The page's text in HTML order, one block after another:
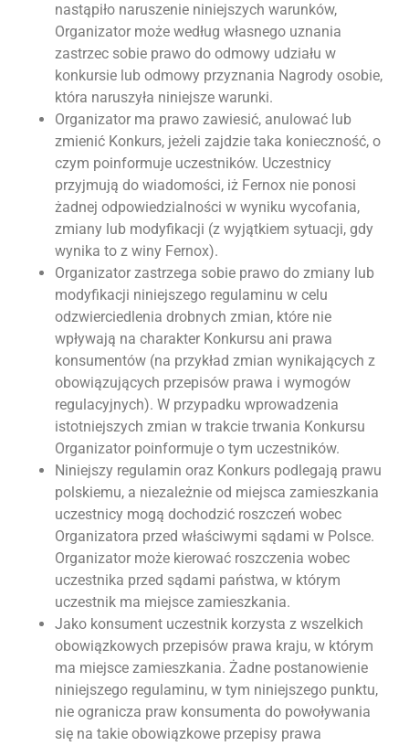
nastąpiło naruszenie niniejszych warunków,
Organizator może według własnego uznania
zastrzec sobie prawo do odmowy udziału w
konkursie lub odmowy przyznania Nagrody osobie,
która naruszyła niniejsze warunki.
Organizator ma prawo zawiesić, anulować lub
zmienić Konkurs, jeżeli zajdzie taka konieczność, o
czym poinformuje uczestników. Uczestnicy
przyjmują do wiadomości, iż Fernox nie ponosi
żadnej odpowiedzialności w wyniku wycofania,
zmiany lub modyfikacji (z wyjątkiem sytuacji, gdy
wynika to z winy Fernox).
Organizator zastrzega sobie prawo do zmiany lub
modyfikacji niniejszego regulaminu w celu
odzwierciedlenia drobnych zmian, które nie
wpływają na charakter Konkursu ani prawa
konsumentów (na przykład zmian wynikających z
obowiązujących przepisów prawa i wymogów
regulacyjnych). W przypadku wprowadzenia
istotniejszych zmian w trakcie trwania Konkursu
Organizator poinformuje o tym uczestników.
Niniejszy regulamin oraz Konkurs podlegają prawu
polskiemu, a niezależnie od miejsca zamieszkania
uczestnicy mogą dochodzić roszczeń wobec
Organizatora przed właściwymi sądami w Polsce.
Organizator może kierować roszczenia wobec
uczestnika przed sądami państwa, w którym
uczestnik ma miejsce zamieszkania.
Jako konsument uczestnik korzysta z wszelkich
obowiązkowych przepisów prawa kraju, w którym
ma miejsce zamieszkania. Żadne postanowienie
niniejszego regulaminu, w tym niniejszego punktu,
nie ogranicza praw konsumenta do powoływania
się na takie obowiązkowe przepisy prawa